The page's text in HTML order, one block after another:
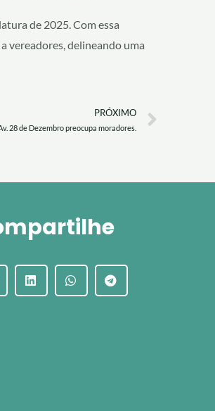
de 2025. Com essa
vereadores, delineando uma
PRÓXIMO
28 de Dezembro preocupa moradores.